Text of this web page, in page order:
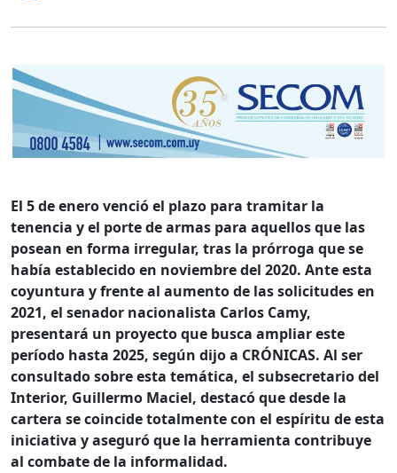
El 5 de enero venció el plazo para tramitar la
tenencia y el porte de armas para aquellos que las
posean en forma irregular, tras la prórroga que se
había establecido en noviembre del 2020. Ante esta
coyuntura y frente al aumento de las solicitudes en
2021, el senador nacionalista Carlos Camy,
presentará un proyecto que busca ampliar este
período hasta 2025, según dijo a CRÓNICAS. Al ser
consultado sobre esta temática, el subsecretario del
Interior, Guillermo Maciel, destacó que desde la
cartera se coincide totalmente con el espíritu de esta
iniciativa y aseguró que la herramienta contribuye
al combate de la informalidad.